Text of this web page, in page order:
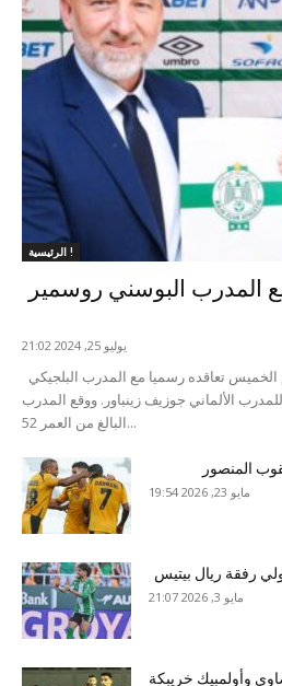
الرئيسية !
المدرب البوسني روسمير
يوليو 25, 2024 21:02
الألماني جوزيف زينباور. ووقع المدرب
البالغ من العمر 52...
المنصور
مايو 23, 2026 19:54
رفقة ريال بيتيس
مايو 3, 2026 21:07
وأولمبيك خريبكة